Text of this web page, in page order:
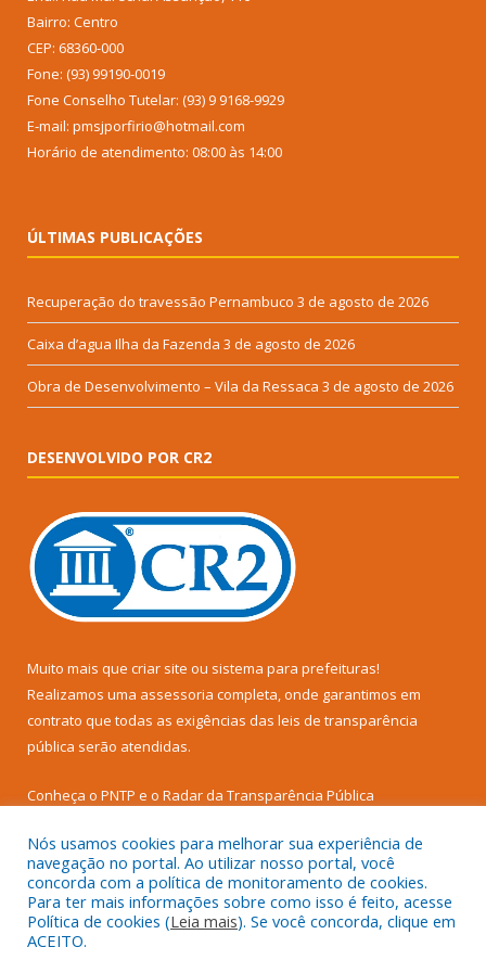
Bairro: Centro
CEP: 68360-000
Fone: (93) 99190-0019
Fone Conselho Tutelar: (93) 9 9168-9929
E-mail: pmsjporfirio@hotmail.com
Horário de atendimento: 08:00 às 14:00
ÚLTIMAS PUBLICAÇÕES
Recuperação do travessão Pernambuco 3 de agosto de 2026
Caixa d’agua Ilha da Fazenda 3 de agosto de 2026
Obra de Desenvolvimento – Vila da Ressaca 3 de agosto de 2026
DESENVOLVIDO POR CR2
Muito mais que criar site ou sistema para prefeituras!
Realizamos uma assessoria completa, onde garantimos em
contrato que todas as exigências das leis de transparência
pública serão atendidas.
Conheça o PNTP e o Radar da Transparência Pública
Todos os direitos reservados a Prefeitura Municipal de Senador
José Porfírio.
Nós usamos cookies para melhorar sua experiência de
navegação no portal. Ao utilizar nosso portal, você
concorda com a política de monitoramento de cookies.
Para ter mais informações sobre como isso é feito, acesse
Política de cookies (Leia mais). Se você concorda, clique em
ACEITO.